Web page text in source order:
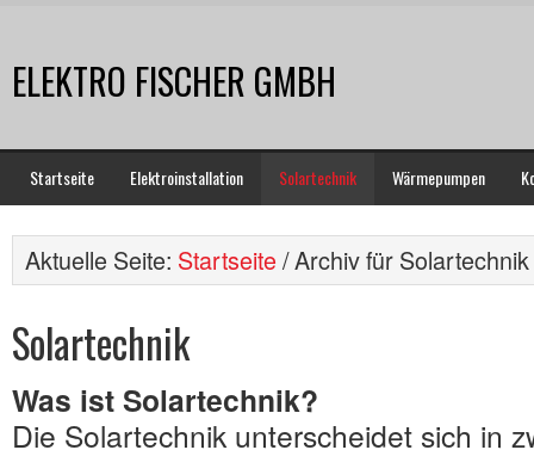
ELEKTRO FISCHER GMBH
Startseite Elektroinstallation Solartechnik Wärmepumpen
Aktuelle Seite: Startseite / Archiv für Solartechnik
Solartechnik
Was ist Solartechnik?
Die Solartechnik unterscheidet sich in